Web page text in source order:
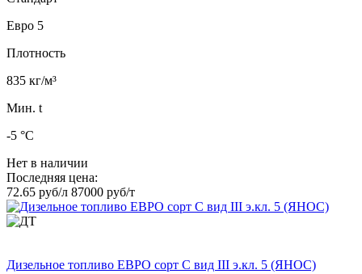
Евро 5
Плотность
835 кг/м³
Мин. t
-5 °C
Нет в наличии
Последняя цена:
72.65 руб/л 87000 руб/т
Дизельное топливо ЕВРО сорт C вид III э.кл. 5 (ЯНОС)